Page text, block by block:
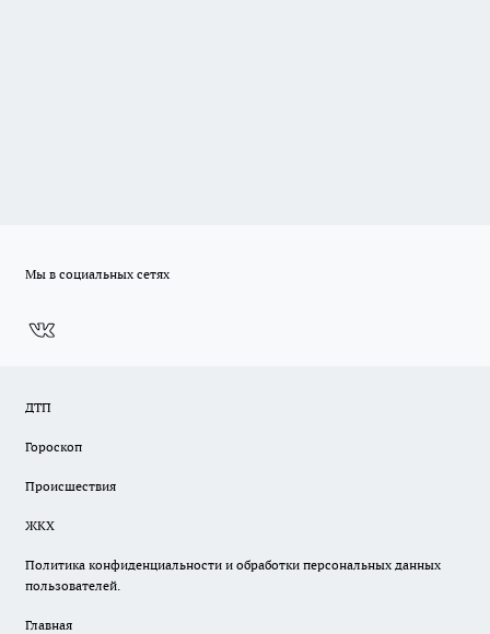
Мы в социальных сетях
ДТП
Гороскоп
Происшествия
ЖКХ
Политика конфиденциальности и обработки персональных данных
пользователей.
Главная